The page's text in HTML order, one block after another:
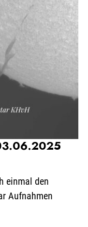
einmal den
Aufnahmen